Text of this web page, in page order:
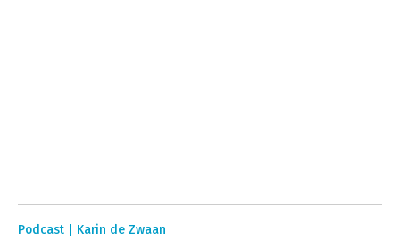
Podcast | Karin de Zwaan